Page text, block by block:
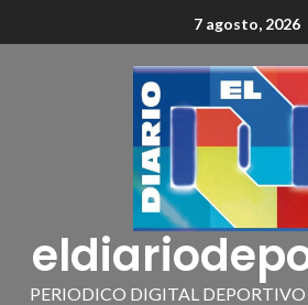
7 agosto, 2026
PERIODICO DIGITAL